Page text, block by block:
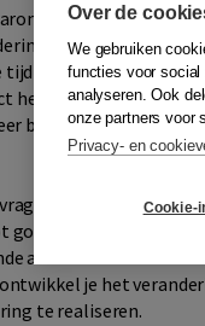
hoe, en wie?) zijn
Ook leiders
dat anderen die
het antwoord wisten.
begrijpen dat
is veel minder
antwoorden te
activiteit. Door flink
je het
te realiseren.
Over de
We gebruiken
functies voor social
analyseren. Ook
onze partners voor
Privacy- en
Cookie-